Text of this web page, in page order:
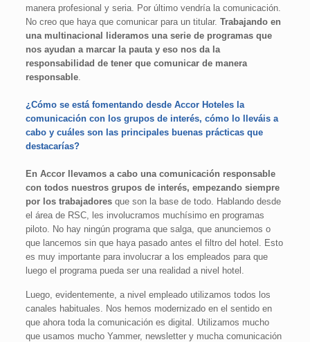
manera profesional y seria. Por último vendría la comunicación.
No creo que haya que comunicar para un titular.Trabajando en
una multinacional lideramos una serie de programas que
nos ayudan a marcar la pauta y eso nos da la
responsabilidad de tener que comunicar de manera
responsable.
¿Cómo se está fomentando desde Accor Hoteles la
comunicación con los grupos de interés, cómo lo lleváis a
cabo y cuáles son las principales buenas prácticas que
destacarías?
En Accor llevamos a cabo una comunicación responsable
con todos nuestros grupos de interés, empezando siempre
por los trabajadores que son la base de todo. Hablando desde
el área de RSC, les involucramos muchísimo en programas
piloto. No hay ningún programa que salga, que anunciemos o
que lancemos sin que haya pasado antes el filtro del hotel. Esto
es muy importante para involucrar a los empleados para que
luego el programa pueda ser una realidad a nivel hotel.
Luego, evidentemente, a nivel empleado utilizamos todos los
canales habituales. Nos hemos modernizado en el sentido en
que ahora toda la comunicación es digital. Utilizamos mucho
que usamos mucho Yammer, newsletter y mucha comunicación